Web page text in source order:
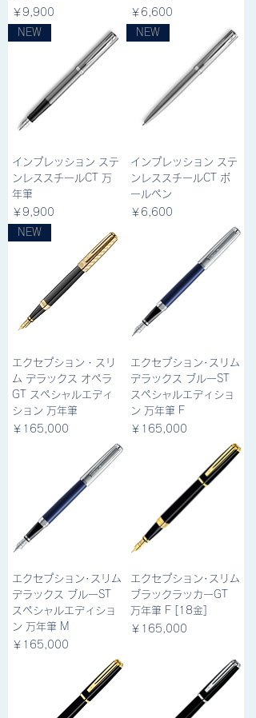
価格
￥9,900
価格
￥6,600
NEW
インプレッション ステ
ンレススチールCT 万
年筆
価格
￥9,900
NEW
インプレッション ステ
ンレススチールCT ボ
ールペン
価格
￥6,600
NEW
エクセプション・スリ
ム デラックス オペラ
GT スペシャルエディ
ション 万年筆
価格
￥165,000
エクセプション･スリム
デラックス ブルーST
スペシャルエディショ
ン 万年筆 F
価格
￥165,000
エクセプション･スリム
デラックス ブルーST
スペシャルエディショ
ン 万年筆 M
価格
￥165,000
エクセプション･スリム
ブラックラッカーGT
万年筆 F [18金]
価格
￥165,000